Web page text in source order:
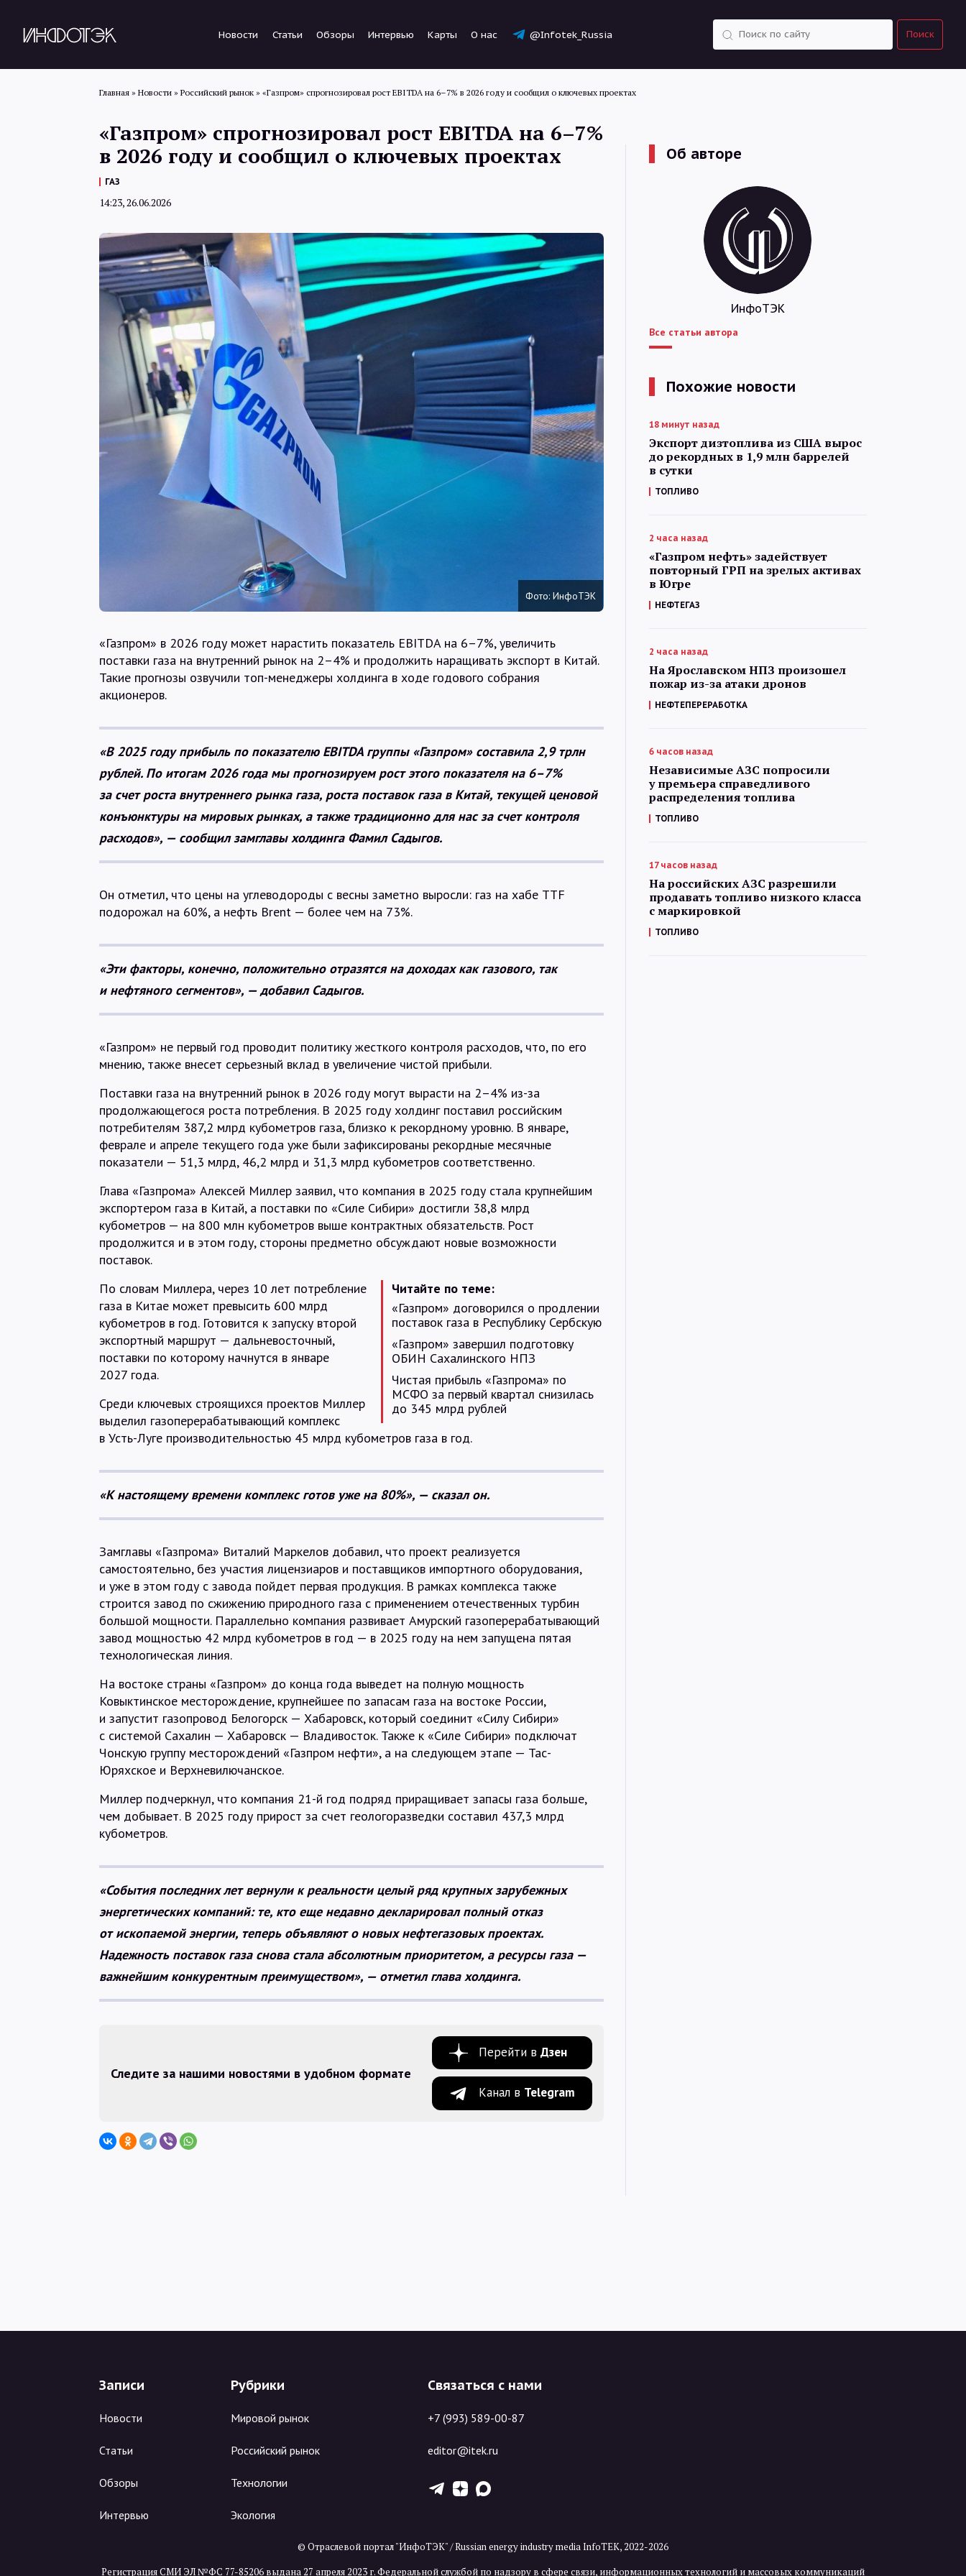
Новости Статьи Обзоры Интервью Карты О нас @Infotek_Russia Поиск
Статьи
Обзоры
Интервью
Карты
О нас
@Infotek_Russia
Главная » Новости » Российский рынок » «Газпром» спрогнозировал рост EBITDA на 6–7% в 2026 году и сообщил о ключевых проектах
«Газпром» спрогнозировал рост EBITDA на 6–7%
в 2026 году и сообщил о ключевых проектах
ГАЗ
14:23, 26.06.2026
Фото: ИнфоТЭК
«Газпром» в 2026 году может нарастить показатель EBITDA на 6–7%, увеличить
поставки газа на внутренний рынок на 2–4% и продолжить наращивать экспорт в Китай.
Такие прогнозы озвучили топ-менеджеры холдинга в ходе годового собрания
акционеров.
«В 2025 году прибыль по показателю EBITDA группы «Газпром» составила 2,9 трлн
рублей. По итогам 2026 года мы прогнозируем рост этого показателя на 6–7%
за счет роста внутреннего рынка газа, роста поставок газа в Китай, текущей ценовой
конъюнктуры на мировых рынках, а также традиционно для нас за счет контроля
расходов», — сообщил замглавы холдинга Фамил Садыгов.
Он отметил, что цены на углеводороды с весны заметно выросли: газ на хабе TTF
подорожал на 60%, а нефть Brent — более чем на 73%.
«Эти факторы, конечно, положительно отразятся на доходах как газового, так
и нефтяного сегментов», — добавил Садыгов.
«Газпром» не первый год проводит политику жесткого контроля расходов, что, по его
мнению, также внесет серьезный вклад в увеличение чистой прибыли.
Поставки газа на внутренний рынок в 2026 году могут вырасти на 2–4% из-за
продолжающегося роста потребления. В 2025 году холдинг поставил российским
потребителям 387,2 млрд кубометров газа, близко к рекордному уровню. В январе,
феврале и апреле текущего года уже были зафиксированы рекордные месячные
показатели — 51,3 млрд, 46,2 млрд и 31,3 млрд кубометров соответственно.
Глава «Газпрома» Алексей Миллер заявил, что компания в 2025 году стала крупнейшим
экспортером газа в Китай, а поставки по «Силе Сибири» достигли 38,8 млрд
кубометров — на 800 млн кубометров выше контрактных обязательств. Рост
продолжится и в этом году, стороны предметно обсуждают новые возможности
поставок.
Читайте по теме:
«Газпром» договорился о продлении
поставок газа в Республику Сербскую
«Газпром» завершил подготовку
ОБИН Сахалинского НПЗ
Чистая прибыль «Газпрома» по
МСФО за первый квартал снизилась
до 345 млрд рублей
По словам Миллера, через 10 лет потребление
газа в Китае может превысить 600 млрд
кубометров в год. Готовится к запуску второй
экспортный маршрут — дальневосточный,
поставки по которому начнутся в январе
2027 года.
Среди ключевых строящихся проектов Миллер
выделил газоперерабатывающий комплекс
в Усть-Луге производительностью 45 млрд кубометров газа в год.
«К настоящему времени комплекс готов уже на 80%», — сказал он.
Замглавы «Газпрома» Виталий Маркелов добавил, что проект реализуется
самостоятельно, без участия лицензиаров и поставщиков импортного оборудования,
и уже в этом году с завода пойдет первая продукция. В рамках комплекса также
строится завод по сжижению природного газа с применением отечественных турбин
большой мощности. Параллельно компания развивает Амурский газоперерабатывающий
завод мощностью 42 млрд кубометров в год — в 2025 году на нем запущена пятая
технологическая линия.
На востоке страны «Газпром» до конца года выведет на полную мощность
Ковыктинское месторождение, крупнейшее по запасам газа на востоке России,
и запустит газопровод Белогорск — Хабаровск, который соединит «Силу Сибири»
с системой Сахалин — Хабаровск — Владивосток. Также к «Силе Сибири» подключат
Чонскую группу месторождений «Газпром нефти», а на следующем этапе — Тас-
Юряхское и Верхневилючанское.
Миллер подчеркнул, что компания 21-й год подряд приращивает запасы газа больше,
чем добывает. В 2025 году прирост за счет геологоразведки составил 437,3 млрд
кубометров.
«События последних лет вернули к реальности целый ряд крупных зарубежных
энергетических компаний: те, кто еще недавно декларировал полный отказ
от ископаемой энергии, теперь объявляют о новых нефтегазовых проектах.
Надежность поставок газа снова стала абсолютным приоритетом, а ресурсы газа —
важнейшим конкурентным преимуществом», — отметил глава холдинга.
Следите за нашими новостями в удобном формате
Перейти в Дзен
Канал в Telegram
Об авторе
ИнфоТЭК
Все статьи автора
Похожие новости
18 минут назад
Экспорт дизтоплива из США вырос
до рекордных в 1,9 млн баррелей
в сутки
ТОПЛИВО
2 часа назад
«Газпром нефть» задействует
повторный ГРП на зрелых активах
в Югре
НЕФТЕГАЗ
2 часа назад
На Ярославском НПЗ произошел
пожар из-за атаки дронов
НЕФТЕПЕРЕРАБОТКА
6 часов назад
Независимые АЗС попросили
у премьера справедливого
распределения топлива
ТОПЛИВО
17 часов назад
На российских АЗС разрешили
продавать топливо низкого класса
с маркировкой
ТОПЛИВО
Записи
Новости
Статьи
Обзоры
Интервью
Рубрики
Мировой рынок
Российский рынок
Технологии
Экология
Связаться с нами
+7 (993) 589-00-87
editor@itek.ru
T Z X
© Отраслевой портал "ИнфоТЭК" / Russian energy industry media InfoTEK, 2022-2026
Регистрация СМИ ЭЛ №ФС 77-85206 выдана 27 апреля 2023 г. Федеральной службой по надзору в сфере связи, информационных технологий и массовых коммуникаций